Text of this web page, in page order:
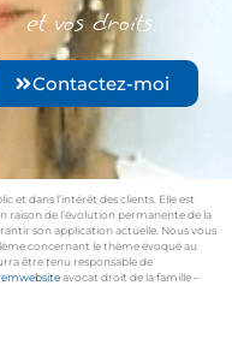
et vos droits.
Contactez-moi
et dans l’intérêt des clients. Elle est
raison de l’évolution permanente de la
son application actuelle. Nous vous
concernant le thème évoqué au
être tenu responsable de
avocat droit de la famille –